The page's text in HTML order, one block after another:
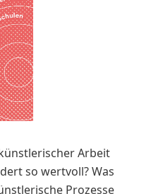
Arbeit
so wertvoll? Was
Prozesse